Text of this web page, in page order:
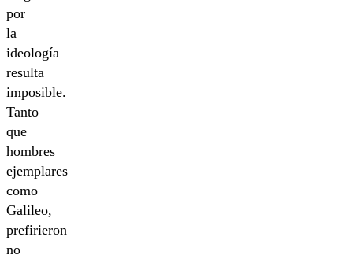
por
la
ideología
resulta
imposible.
Tanto
que
hombres
ejemplares
como
Galileo,
prefirieron
no